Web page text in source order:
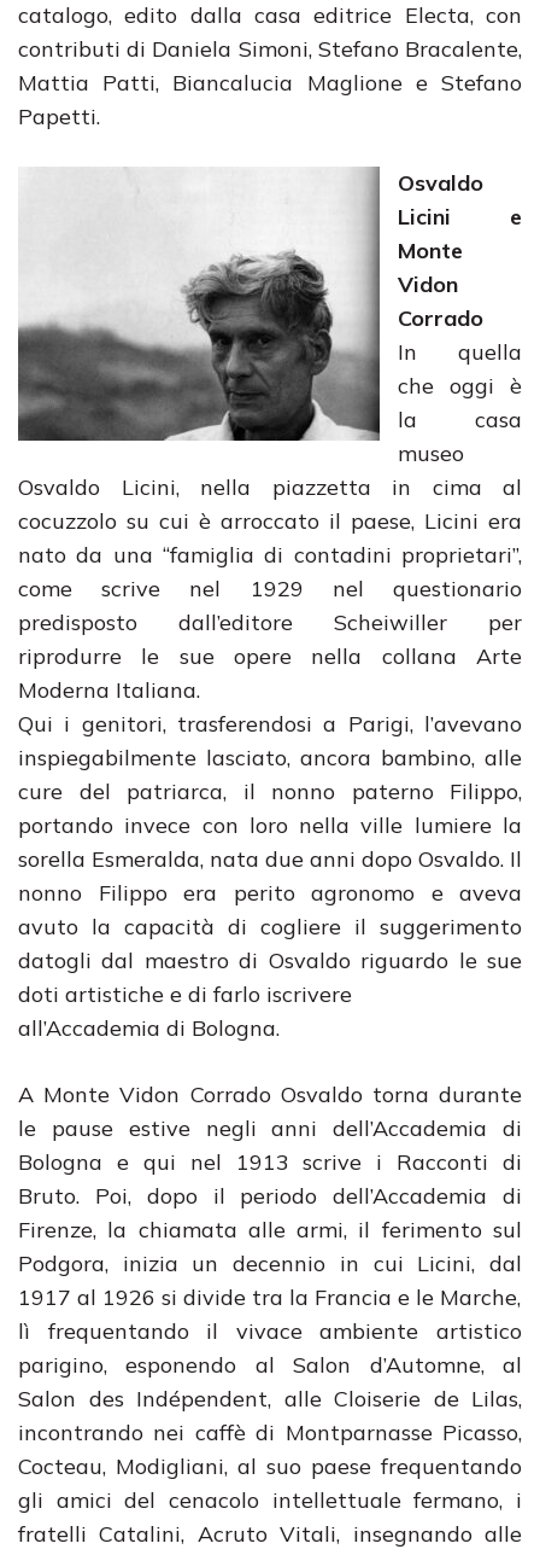
catalogo, edito dalla casa editrice Electa, con
contributi di Daniela Simoni, Stefano Bracalente,
Mattia Patti, Biancalucia Maglione e Stefano
Papetti.
Osvaldo
Licini e
Monte
Vidon
Corrado
In quella
che oggi è
la casa
museo
Osvaldo Licini, nella piazzetta in cima al
cocuzzolo su cui è arroccato il paese, Licini era
nato da una “famiglia di contadini proprietari”,
come scrive nel 1929 nel questionario
predisposto dall’editore Scheiwiller per
riprodurre le sue opere nella collana Arte
Moderna Italiana.
Qui i genitori, trasferendosi a Parigi, l’avevano
inspiegabilmente lasciato, ancora bambino, alle
cure del patriarca, il nonno paterno Filippo,
portando invece con loro nella ville lumiere la
sorella Esmeralda, nata due anni dopo Osvaldo. Il
nonno Filippo era perito agronomo e aveva
avuto la capacità di cogliere il suggerimento
datogli dal maestro di Osvaldo riguardo le sue
doti artistiche e di farlo iscrivere
all’Accademia di Bologna.
A Monte Vidon Corrado Osvaldo torna durante
le pause estive negli anni dell’Accademia di
Bologna e qui nel 1913 scrive i Racconti di
Bruto. Poi, dopo il periodo dell’Accademia di
Firenze, la chiamata alle armi, il ferimento sul
Podgora, inizia un decennio in cui Licini, dal
1917 al 1926 si divide tra la Francia e le Marche,
lì frequentando il vivace ambiente artistico
parigino, esponendo al Salon d’Automne, al
Salon des Indépendent, alle Cloiserie de Lilas,
incontrando nei caffè di Montparnasse Picasso,
Cocteau, Modigliani, al suo paese frequentando
gli amici del cenacolo intellettuale fermano, i
fratelli Catalini, Acruto Vitali, insegnando alle